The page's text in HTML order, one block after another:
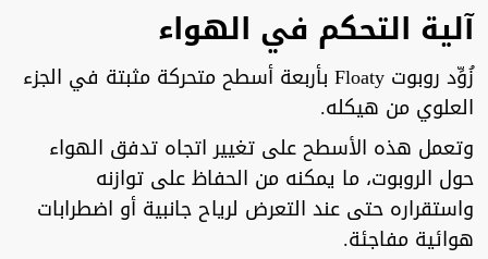
آلية التحكم في الهواء
زُوِّد روبوت Floaty بأربعة أسطح متحركة مثبتة في الجزء
العلوي من هيكله.
وتعمل هذه الأسطح على تغيير اتجاه تدفق الهواء
حول الروبوت، ما يمكنه من الحفاظ على توازنه
واستقراره حتى عند التعرض لرياح جانبية أو اضطرابات
هوائية مفاجئة.